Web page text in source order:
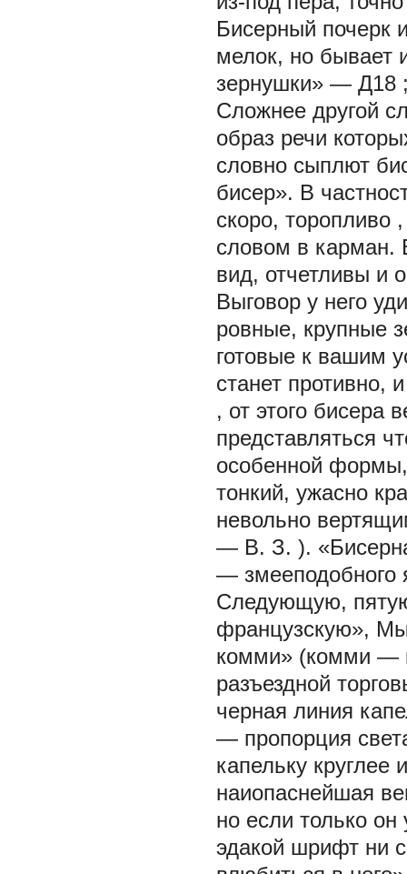
Бисерный почерк
мелок, но бывает
зернушки» — Д18
Сложнее другой
образ речи
словно сыплют
бисер». В
скоро, торопливо
словом в
вид, отчетливы и
Выговор у него
ровные, крупные
готовые к вашим
станет противно,
, от этого бисера
представляться
особенной
тонкий, ужасно
невольно
— В. З. ).
— змееподобного
Следующую,
французскую»,
комми» (комми —
разъездной
черная линия
— пропорция
капельку круглее
наиопаснейшая
но если только
эдакой шрифт ни